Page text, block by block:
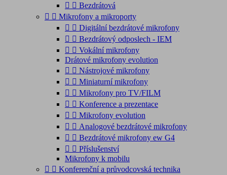
  Bezdrátová
  Mikrofony a mikroporty
  Digitální bezdrátové mikrofony
  Bezdrátový odposlech - IEM
  Vokální mikrofony
Drátové mikrofony evolution
  Nástrojové mikrofony
  Miniaturní mikrofony
  Mikrofony pro TV/FILM
  Konference a prezentace
  Mikrofony evolution
  Analogové bezdrátové mikrofony
  Bezdrátové mikrofony ew G4
  Příslušenství
Mikrofony k mobilu
  Konferenční a průvodcovská technika